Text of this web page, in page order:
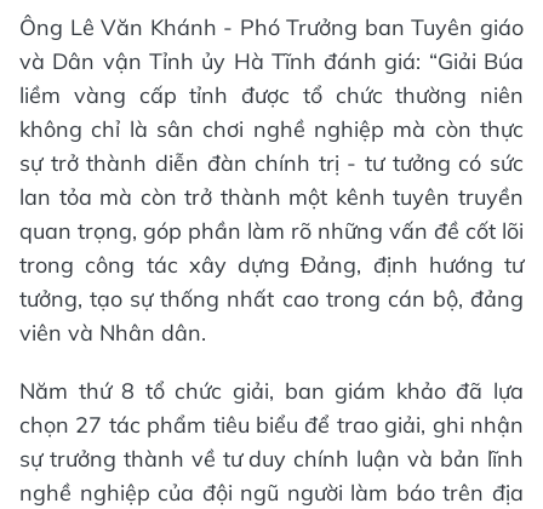
Ông Lê Văn Khánh - Phó Trưởng ban Tuyên giáo
và Dân vận Tỉnh ủy Hà Tĩnh đánh giá: “Giải Búa
liềm vàng cấp tỉnh được tổ chức thường niên
không chỉ là sân chơi nghề nghiệp mà còn thực
sự trở thành diễn đàn chính trị - tư tưởng có sức
lan tỏa mà còn trở thành một kênh tuyên truyền
quan trọng, góp phần làm rõ những vấn đề cốt lõi
trong công tác xây dựng Đảng, định hướng tư
tưởng, tạo sự thống nhất cao trong cán bộ, đảng
viên và Nhân dân.
Năm thứ 8 tổ chức giải, ban giám khảo đã lựa
chọn 27 tác phẩm tiêu biểu để trao giải, ghi nhận
sự trưởng thành về tư duy chính luận và bản lĩnh
nghề nghiệp của đội ngũ người làm báo trên địa